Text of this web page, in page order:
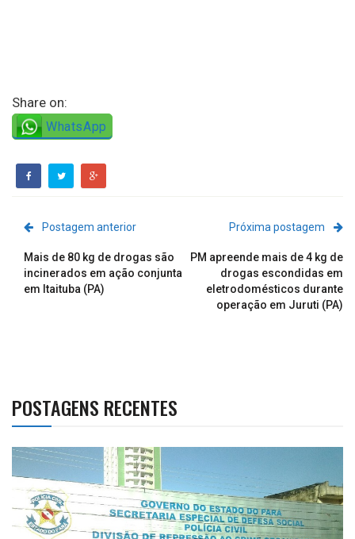
Share on:
WhatsApp
Postagem anterior
Mais de 80 kg de drogas são
incinerados em ação conjunta
em Itaituba (PA)
Próxima postagem
PM apreende mais de 4 kg de
drogas escondidas em
eletrodomésticos durante
operação em Juruti (PA)
POSTAGENS RECENTES